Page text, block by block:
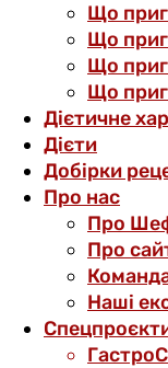
Що
Що
Що
Що
Дієтичне
Дієти
Добірки
Про нас
Про
Про
Наші